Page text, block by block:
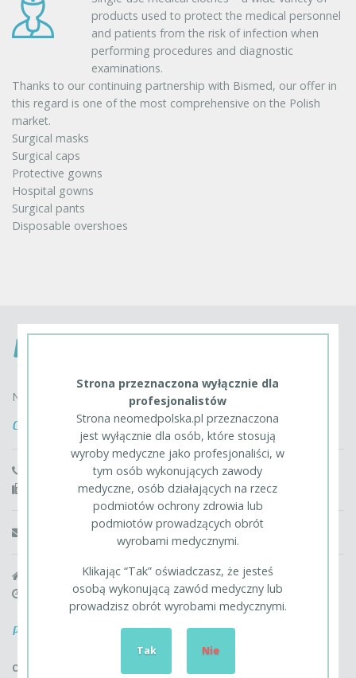
products used to protect the medical personnel
and patients from the risk of infection when
performing procedures and diagnostic
examinations.
Thanks to our continuing partnership with Bismed, our offer in
this regard is one of the most comprehensive on the Polish
market.
Surgical masks
Surgical caps
Protective gowns
Hospital gowns
Surgical pants
Disposable overshoes
Neomed Polska Spółka z o.o. sp. k.
Contact
phone: +48 22 736 74 00
fax: +48 22 726 51 30, +48 22 726 00 24
info@neomedpolska.pl
05-532 Baniocha, Szymanów 9E
we work from 8am to 4pm
Pages
Our offer
Strona przeznaczona wyłącznie dla
profesjonalistów
Strona neomedpolska.pl przeznaczona
jest wyłącznie dla osób, które stosują
wyroby medyczne jako profesjonaliści, w
tym osób wykonujących zawody
medyczne, osób działających na rzecz
podmiotów ochrony zdrowia lub
podmiotów prowadzących obrót
wyrobami medycznymi.
Klikając “Tak” oświadczasz, że jesteś
osobą wykonującą zawód medyczny lub
prowadzisz obrót wyrobami medycznymi.
Tak Nie